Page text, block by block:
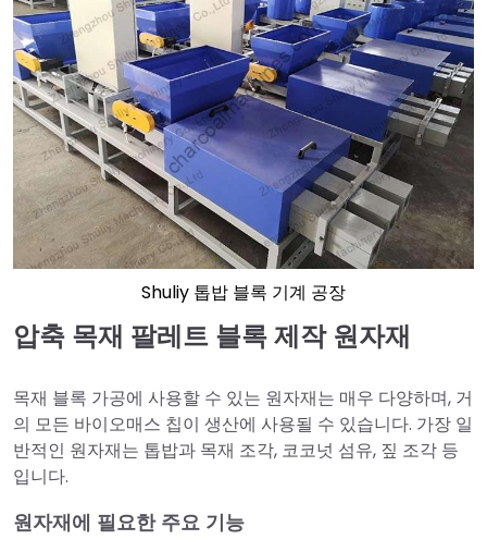
Shuliy 톱밥 블록 기계 공장
압축 목재 팔레트 블록 제작 원자재
목재 블록 가공에 사용할 수 있는 원자재는 매우 다양하며, 거
의 모든 바이오매스 칩이 생산에 사용될 수 있습니다. 가장 일
반적인 원자재는 톱밥과 목재 조각, 코코넛 섬유, 짚 조각 등
입니다.
원자재에 필요한 주요 기능